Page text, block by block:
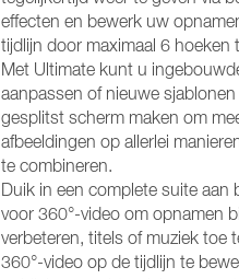
effecten en bewerk uw
tijdlijn door maximaal 6 hoeken
Met Ultimate kunt u
aanpassen of nieuwe sjablonen
gesplitst scherm maken om
afbeeldingen op allerlei
te combineren.
Duik in een complete suite aan
voor 360°-video om opnamen
verbeteren, titels of muziek toe
360°-video op de tijdlijn te